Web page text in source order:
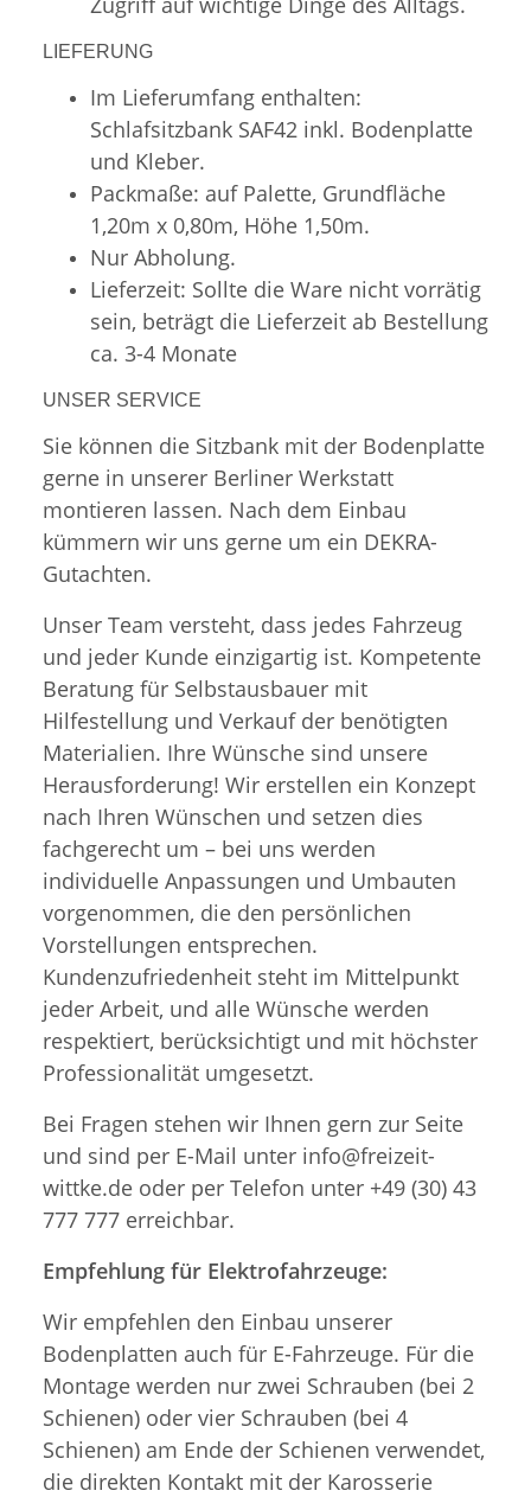
LIEFERUNG
Im Lieferumfang enthalten:
Schlafsitzbank SAF42 inkl. Bodenplatte
und Kleber.
Packmaße: auf Palette, Grundfläche
1,20m x 0,80m, Höhe 1,50m.
Nur Abholung.
Lieferzeit: Sollte die Ware nicht vorrätig
sein, beträgt die Lieferzeit ab Bestellung
ca. 3-4 Monate
UNSER SERVICE
Sie können die Sitzbank mit der Bodenplatte
gerne in unserer Berliner Werkstatt
montieren lassen. Nach dem Einbau
kümmern wir uns gerne um ein DEKRA-
Gutachten.
Unser Team versteht, dass jedes Fahrzeug
und jeder Kunde einzigartig ist. Kompetente
Beratung für Selbstausbauer mit
Hilfestellung und Verkauf der benötigten
Materialien. Ihre Wünsche sind unsere
Herausforderung! Wir erstellen ein Konzept
nach Ihren Wünschen und setzen dies
fachgerecht um – bei uns werden
individuelle Anpassungen und Umbauten
vorgenommen, die den persönlichen
Vorstellungen entsprechen.
Kundenzufriedenheit steht im Mittelpunkt
jeder Arbeit, und alle Wünsche werden
respektiert, berücksichtigt und mit höchster
Professionalität umgesetzt.
Bei Fragen stehen wir Ihnen gern zur Seite
und sind per E-Mail unter info@freizeit-
wittke.de oder per Telefon unter +49 (30) 43
777 777 erreichbar.
Empfehlung für Elektrofahrzeuge:
Wir empfehlen den Einbau unserer
Bodenplatten auch für E-Fahrzeuge. Für die
Montage werden nur zwei Schrauben (bei 2
Schienen) oder vier Schrauben (bei 4
Schienen) am Ende der Schienen verwendet,
die direkten Kontakt mit der Karosserie